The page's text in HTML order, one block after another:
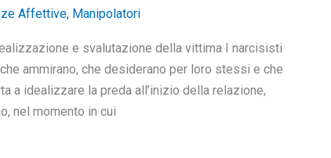
Affettive, Manipolatori
e svalutazione della vittima I narcisisti
ammirano, che desiderano per loro stessi e che
a idealizzare la preda all’inizio della relazione,
nel momento in cui